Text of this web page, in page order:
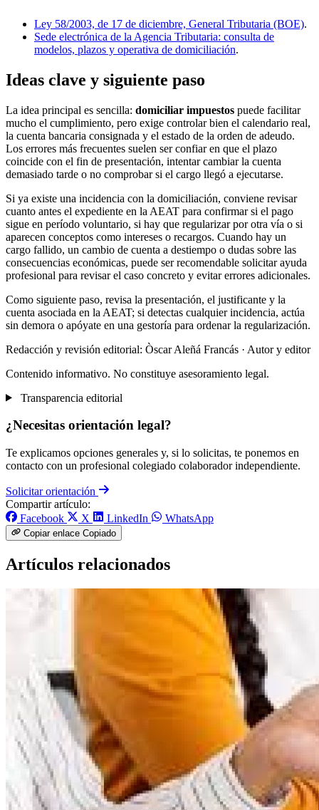
Ley 58/2003, de 17 de diciembre, General Tributaria (BOE).
Sede electrónica de la Agencia Tributaria: consulta de
modelos, plazos y operativa de domiciliación.
Ideas clave y siguiente paso
La idea principal es sencilla: domiciliar impuestos puede facilitar
mucho el cumplimiento, pero exige controlar bien el calendario real,
la cuenta bancaria consignada y el estado de la orden de adeudo.
Los errores más frecuentes suelen ser confiar en que el plazo
coincide con el fin de presentación, intentar cambiar la cuenta
demasiado tarde o no comprobar si el cargo llegó a ejecutarse.
Si ya existe una incidencia con la domiciliación, conviene revisar
cuanto antes el expediente en la AEAT para confirmar si el pago
sigue en período voluntario, si hay que regularizar por otra vía o si
aparecen conceptos como intereses o recargos. Cuando hay un
cargo fallido, un cambio de cuenta a destiempo o dudas sobre las
consecuencias económicas, puede ser recomendable solicitar ayuda
profesional para revisar el caso concreto y evitar errores adicionales.
Como siguiente paso, revisa la presentación, el justificante y la
cuenta asociada en la AEAT; si detectas cualquier incidencia, actúa
sin demora o apóyate en una gestoría para ordenar la regularización.
Redacción y revisión editorial: Òscar Aleñá Francás · Autor y editor
Contenido informativo. No constituye asesoramiento legal.
Transparencia editorial
¿Necesitas orientación legal?
Te explicamos opciones generales y, si lo solicitas, te ponemos en
contacto con un profesional colegiado colaborador independiente.
Solicitar orientación
Compartir artículo:
Facebook
X LinkedIn WhatsApp
Copiar enlace Copiado
Artículos relacionados